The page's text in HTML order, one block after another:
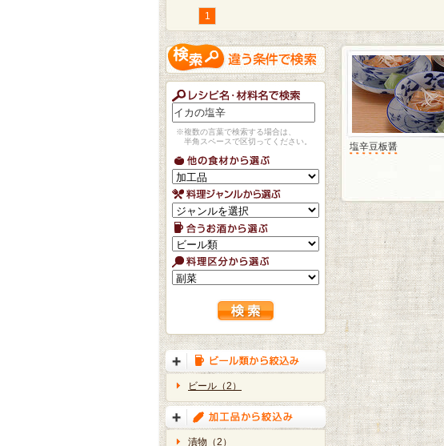
1
※複数の言葉で検索する場合は、
半角スペースで区切ってください。
ビール（2）
漬物（2）
塩辛豆板醤